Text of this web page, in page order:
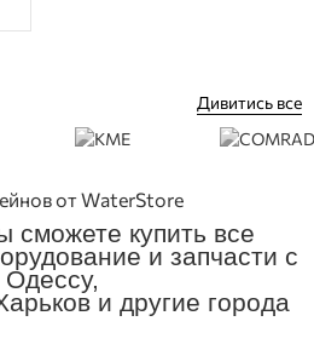
Дивитись все
от WaterStore
сможете купить все
и запчасти с
Одессу,
и другие города